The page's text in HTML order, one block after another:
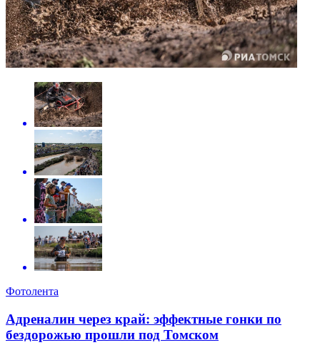
Фотолента
Адреналин через край: эффектные гонки по
бездорожью прошли под Томском